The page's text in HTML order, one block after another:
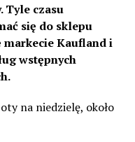
Tyle czasu
się do sklepu
Kaufland i
wstępnych
na niedzielę, około